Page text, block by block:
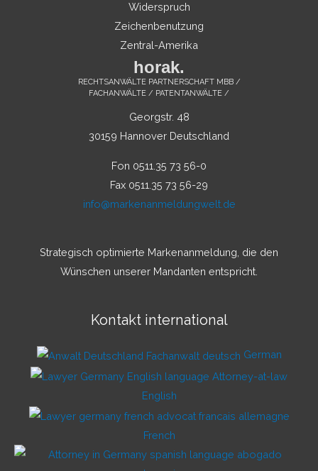
Widerspruch
Zeichenbenutzung
Zentral-Amerika
horak.
RECHTSANWÄLTE PARTNERSCHAFT MBB /
FACHANWÄLTE / PATENTANWÄLTE /
Georgstr. 48
30159 Hannover Deutschland
Fon 0511.35 73 56-0
Fax 0511.35 73 56-29
info@markenanmeldungwelt.de
Strategisch optimierte Markenanmeldung, die den
Wünschen unserer Mandanten entspricht.
Kontakt international
German
English
French